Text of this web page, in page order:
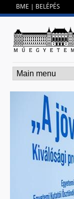
BME | BELÉPÉS